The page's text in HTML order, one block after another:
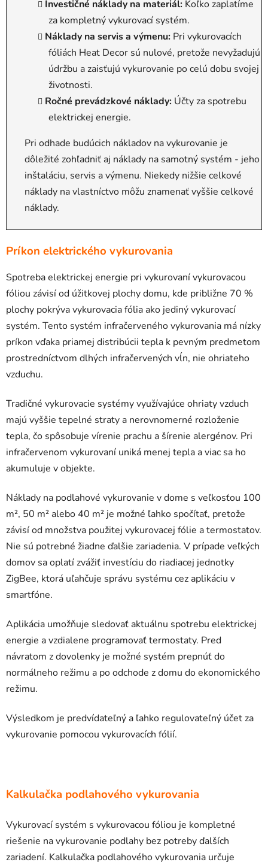
Investičné náklady na materiál: Koľko zaplatíme
za kompletný vykurovací systém.
Náklady na servis a výmenu: Pri vykurovacích
fóliách Heat Decor sú nulové, pretože nevyžadujú
údržbu a zaisťujú vykurovanie po celú dobu svojej
životnosti.
Ročné prevádzkové náklady: Účty za spotrebu
elektrickej energie.
Pri odhade budúcich nákladov na vykurovanie je
dôležité zohľadniť aj náklady na samotný systém - jeho
inštaláciu, servis a výmenu. Niekedy nižšie celkové
náklady na vlastníctvo môžu znamenať vyššie celkové
náklady.
Príkon elektrického vykurovania
Spotreba elektrickej energie pri vykurovaní vykurovacou
fóliou závisí od úžitkovej plochy domu, kde približne 70 %
plochy pokrýva vykurovacia fólia ako jediný vykurovací
systém. Tento systém infračerveného vykurovania má nízky
príkon vďaka priamej distribúcii tepla k pevným predmetom
prostredníctvom dlhých infračervených vĺn, nie ohriateho
vzduchu.
Tradičné vykurovacie systémy využívajúce ohriaty vzduch
majú vyššie tepelné straty a nerovnomerné rozloženie
tepla, čo spôsobuje vírenie prachu a šírenie alergénov. Pri
infračervenom vykurovaní uniká menej tepla a viac sa ho
akumuluje v objekte.
Náklady na podlahové vykurovanie v dome s veľkosťou 100
m², 50 m² alebo 40 m² je možné ľahko spočítať, pretože
závisí od množstva použitej vykurovacej fólie a termostatov.
Nie sú potrebné žiadne ďalšie zariadenia. V prípade veľkých
domov sa oplatí zvážiť investíciu do riadiacej jednotky
ZigBee, ktorá uľahčuje správu systému cez aplikáciu v
smartfóne.
Aplikácia umožňuje sledovať aktuálnu spotrebu elektrickej
energie a vzdialene programovať termostaty. Pred
návratom z dovolenky je možné systém prepnúť do
normálneho režimu a po odchode z domu do ekonomického
režimu.
Výsledkom je predvídateľný a ľahko regulovateľný účet za
vykurovanie pomocou vykurovacích fólií.
Kalkulačka podlahového vykurovania
Vykurovací systém s vykurovacou fóliou je kompletné
riešenie na vykurovanie podlahy bez potreby ďalších
zariadení. Kalkulačka podlahového vykurovania určuje